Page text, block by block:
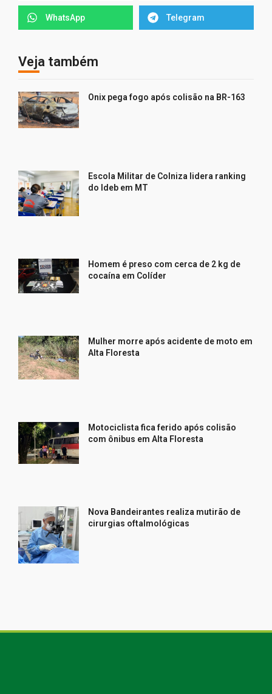
WhatsApp Telegram
Veja também
Onix pega fogo após colisão na BR-163
Escola Militar de Colniza lidera ranking
do Ideb em MT
Homem é preso com cerca de 2 kg de
cocaína em Colíder
Mulher morre após acidente de moto em
Alta Floresta
Motociclista fica ferido após colisão
com ônibus em Alta Floresta
Nova Bandeirantes realiza mutirão de
cirurgias oftalmológicas